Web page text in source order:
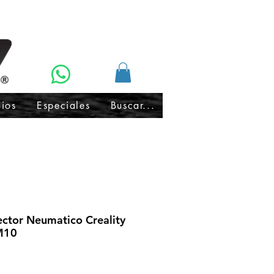
Especiales Buscar...
Neumatico Creality